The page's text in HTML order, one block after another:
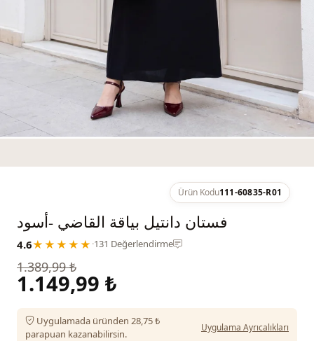
Ürün Kodu111-60835-R01
فستان دانتيل بياقة القاضي -أسود
4.6★★★★★ ·131 Değerlendirme
1.389,99 ₺
1.149,99 ₺
Uygulamada üründen 28,75 ₺
parapuan kazanabilirsin.
Uygulama Ayrıcalıkları